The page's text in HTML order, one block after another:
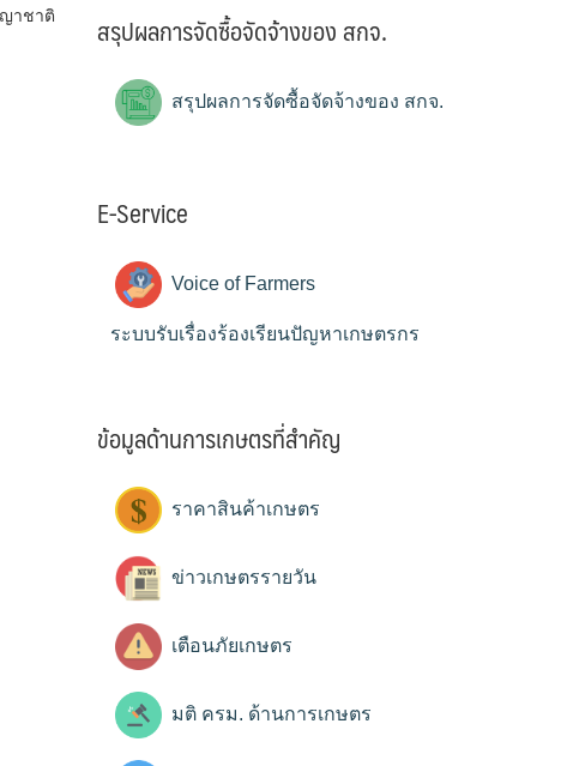
า​ชาติ​
สรุปผลการจัดซื้อจัดจ้างของ สกจ.
สรุปผลการจัดซื้อจัดจ้างของ สกจ.
E-Service
Voice of Farmers
ระบบรับเรื่องร้องเรียนปัญหาเกษตรกร
ข้อมูลด้านการเกษตรที่สำคัญ
ราคาสินค้าเกษตร
ข่าวเกษตรรายวัน
เตือนภัยเกษตร
มติ ครม. ด้านการเกษตร